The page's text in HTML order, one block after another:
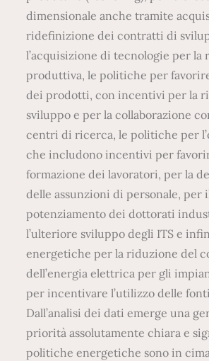
dimensionale anche tramite
ridefinizione dei contratti di
l’acquisizione di tecnologie per la
produttiva, le politiche per
dei prodotti, con incentivi per la
sviluppo e per la collaborazione
centri di ricerca, le politiche per
che includono incentivi per
formazione dei lavoratori, per la
delle assunzioni di personale, per
potenziamento dei dottorati
l’ulteriore sviluppo degli ITS e
energetiche per la riduzione del
dell’energia elettrica per gli
per incentivare l’utilizzo delle
Dall’analisi dei dati emerge una
priorità assolutamente chiara e
politiche energetiche sono in